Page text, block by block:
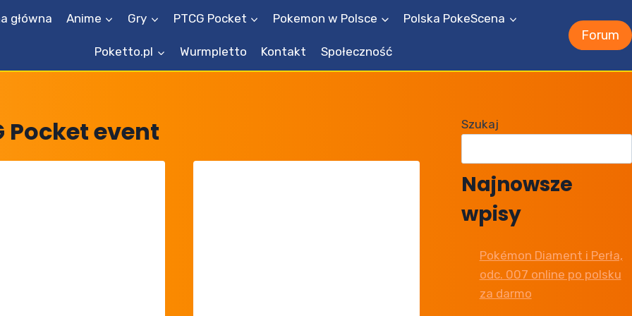
główna Anime Gry PTCG Pocket Pokemon w Polsce Polska PokeScena
Poketto.pl Wurmpletto Kontakt Społeczność
Forum
Pocket event Szukaj
Najnowsze
wpisy
Pokémon Diament i Perła,
odc. 007 online po polsku
za darmo